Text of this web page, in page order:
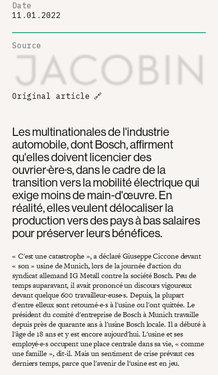
Les multinationales de l'industrie
automobile, dont Bosch, affirment
qu'elles doivent licencier des
ouvrier·ère·s, dans le cadre de la
transition vers la mobilité électrique qui
exige moins de main-d'œuvre. En
réalité, elles veulent délocaliser la
production vers des pays à bas salaires
pour préserver leurs bénéfices.
« C'est une catastrophe », a déclaré Giuseppe Ciccone devant
« son » usine de Munich, lors de la journée d'action du
syndicat allemand IG Metall contre la société Bosch. Peu de
temps auparavant, il avait prononcé un discours vigoureux
devant quelque 600 travailleur·euse·s. Depuis, la plupart
d'entre elleux sont retourné·e·s à l'usine ou l'ont quittée. Le
président du comité d'entreprise de Bosch à Munich travaille
depuis près de quarante ans à l'usine Bosch locale. Il a débuté à
l'âge de 18 ans et y est encore aujourd'hui. L'usine et ses
employé·e·s occupent une place centrale dans sa vie, « comme
une famille », dit-il. Mais un sentiment de crise prévaut ces
derniers temps, parce que l'avenir de l'usine est en jeu.
Date
11.01.2022
Source
Original article 🔗